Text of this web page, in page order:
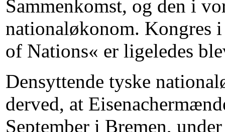
Sammenkomst, og den i
nationaløkonom. Kongres
of Nations« er ligeledes
Densyttende tyske
derved, at
September i Bremen,